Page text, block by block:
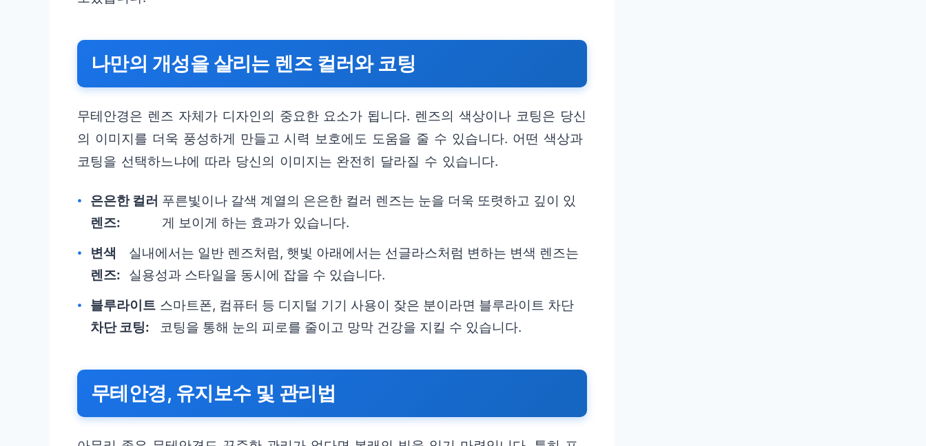
나만의 개성을 살리는 렌즈 컬러와 코팅
무테안경은 렌즈 자체가 디자인의 중요한 요소가 됩니다. 렌즈의 색상이나 코팅은 당신
의 이미지를 더욱 풍성하게 만들고 시력 보호에도 도움을 줄 수 있습니다. 어떤 색상과
코팅을 선택하느냐에 따라 당신의 이미지는 완전히 달라질 수 있습니다.
은은한 컬러
렌즈:
푸른빛이나 갈색 계열의 은은한 컬러 렌즈는 눈을 더욱 또렷하고 깊이 있
게 보이게 하는 효과가 있습니다.
변색
렌즈:
실내에서는 일반 렌즈처럼, 햇빛 아래에서는 선글라스처럼 변하는 변색 렌즈는
실용성과 스타일을 동시에 잡을 수 있습니다.
블루라이트
차단 코팅:
스마트폰, 컴퓨터 등 디지털 기기 사용이 잦은 분이라면 블루라이트 차단
코팅을 통해 눈의 피로를 줄이고 망막 건강을 지킬 수 있습니다.
무테안경, 유지보수 및 관리법